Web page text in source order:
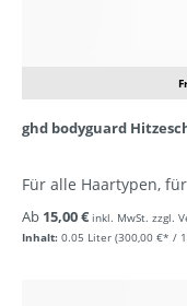
ghd bodyguard
Für alle Haartypen,
Inhalt: 0.05 Liter (300,00 €* /
Ab 15,00 € inkl. MwSt. zzgl.